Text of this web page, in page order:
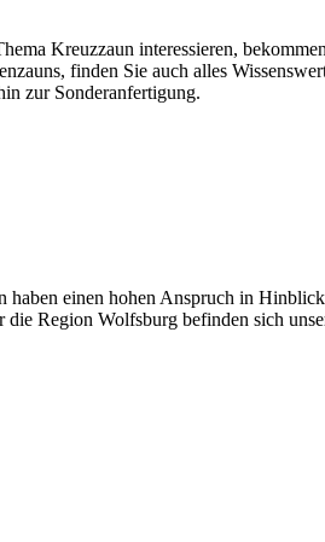
Kreuzzaun interessieren,
finden Sie auch alles
zur Sonderanfertigung.
einen hohen Anspruch in
Region Wolfsburg befinden sich